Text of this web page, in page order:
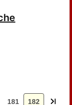
181 182